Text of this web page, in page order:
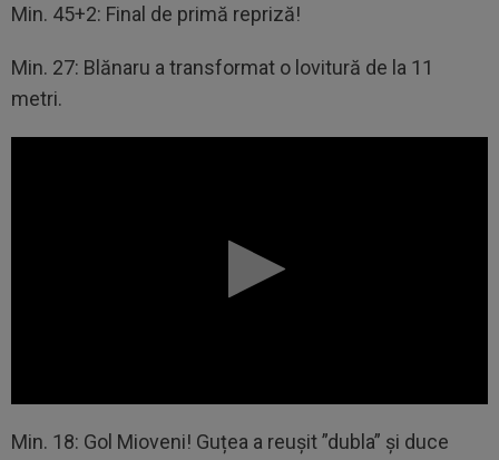
Min. 45+2: Final de primă repriză!
Min. 27: Blănaru a transformat o lovitură de la 11
metri.
Min. 18: Gol Mioveni! Guțea a reușit ”dubla” și duce